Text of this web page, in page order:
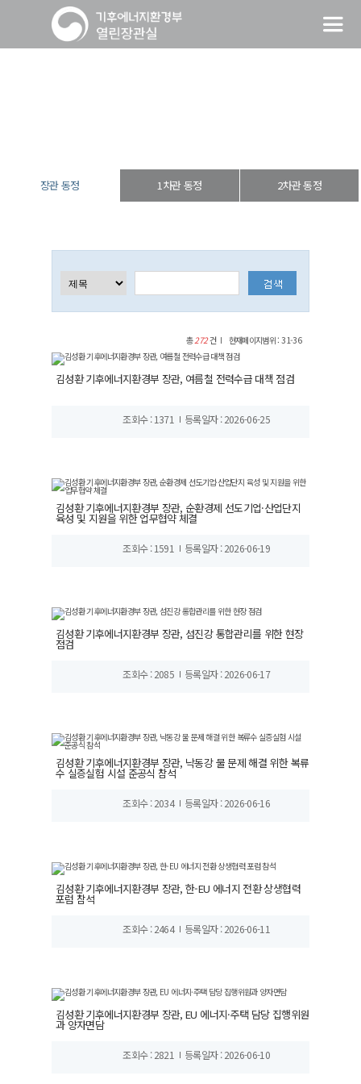
장관 동정 1차관 동정 2차관 동정
총272건 현재페이지범위 : 31-36
김성환 기후에너지환경부 장관, 여름철 전력수급 대책 점검
조회수 : 1371 등록일자 : 2026-06-25
김성환 기후에너지환경부 장관, 순환경제 선도기업·산업단지
육성 및 지원을 위한 업무협약 체결
조회수 : 1591 등록일자 : 2026-06-19
김성환 기후에너지환경부 장관, 섬진강 통합관리를 위한 현장
점검
조회수 : 2085 등록일자 : 2026-06-17
김성환 기후에너지환경부 장관, 낙동강 물 문제 해결 위한 복류
수 실증실험 시설 준공식 참석
조회수 : 2034 등록일자 : 2026-06-16
김성환 기후에너지환경부 장관, 한-EU 에너지 전환 상생협력
포럼 참석
조회수 : 2464 등록일자 : 2026-06-11
김성환 기후에너지환경부 장관, EU 에너지·주택 담당 집행위원
과 양자면담
조회수 : 2821 등록일자 : 2026-06-10